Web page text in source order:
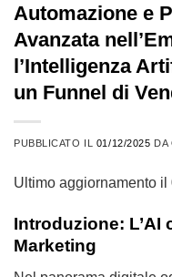
Automazione e
Avanzata
l’Intelligenza
un Funnel di
PUBBLICATO IL 01/12/2025 DA
Ultimo aggiornamento il
Introduzione: L’AI
Marketing